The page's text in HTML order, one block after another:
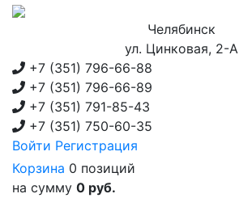
Челябинск
ул. Цинковая, 2-А
+7 (351) 796-66-88
+7 (351) 796-66-89
+7 (351) 791-85-43
+7 (351) 750-60-35
Войти Регистрация
Корзина 0 позиций
на сумму 0 руб.